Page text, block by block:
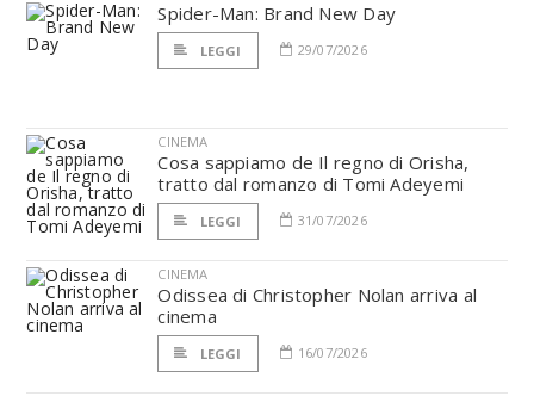
Spider-Man: Brand New Day
LEGGI 29/07/2026
CINEMA
Cosa sappiamo de Il regno di Orisha,
tratto dal romanzo di Tomi Adeyemi
LEGGI 31/07/2026
CINEMA
Odissea di Christopher Nolan arriva al
cinema
LEGGI 16/07/2026